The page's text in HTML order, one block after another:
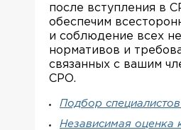
после вступления в
обеспечим
и соблюдение всех
нормативов и
связанных с вашим
СРО.
Подбор
Независимая оценка